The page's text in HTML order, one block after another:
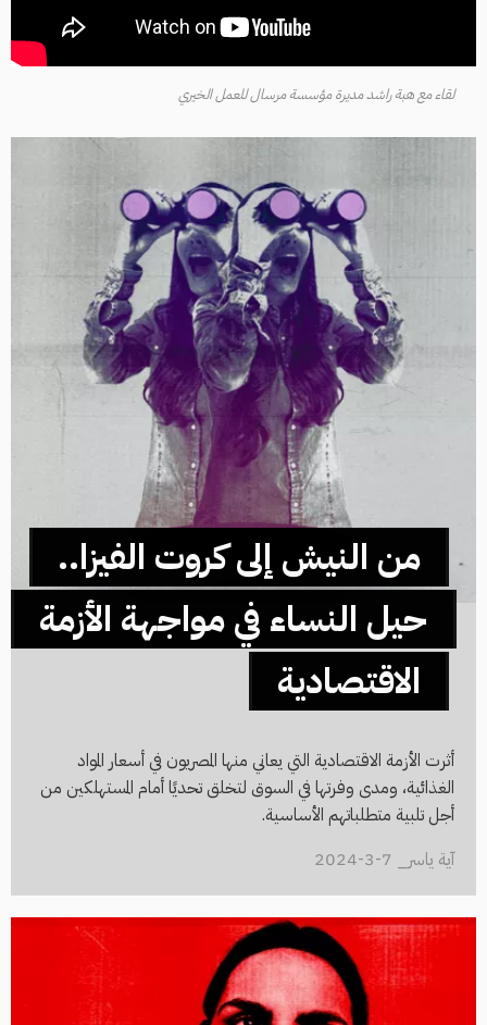
لقاء مع هبة راشد مديرة مؤسسة مرسال للعمل الخيري
من النيش إلى كروت الفيزا..
حيل النساء في مواجهة الأزمة
الاقتصادية
أثرت الأزمة الاقتصادية التي يعاني منها المصريون في أسعار المواد
الغذائية، ومدى وفرتها في السوق لتخلق تحديًا أمام المستهلكين من
أجل تلبية متطلباتهم الأساسية.
آية ياسر_ 7-3-2024